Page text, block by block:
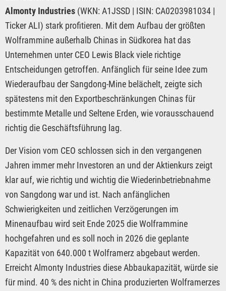
Almonty Industries (WKN: A1JSSD | ISIN: CA0203981034 |
Ticker ALI) stark profitieren. Mit dem Aufbau der größten
Wolframmine außerhalb Chinas in Südkorea hat das
Unternehmen unter CEO Lewis Black viele richtige
Entscheidungen getroffen. Anfänglich für seine Idee zum
Wiederaufbau der Sangdong-Mine belächelt, zeigte sich
spätestens mit den Exportbeschränkungen Chinas für
bestimmte Metalle und Seltene Erden, wie vorausschauend
richtig die Geschäftsführung lag.
Der Vision vom CEO schlossen sich in den vergangenen
Jahren immer mehr Investoren an und der Aktienkurs zeigt
klar auf, wie richtig und wichtig die Wiederinbetriebnahme
von Sangdong war und ist. Nach anfänglichen
Schwierigkeiten und zeitlichen Verzögerungen im
Minenaufbau wird seit Ende 2025 die Wolframmine
hochgefahren und es soll noch in 2026 die geplante
Kapazität von 640.000 t Wolframerz abgebaut werden.
Erreicht Almonty Industries diese Abbaukapazität, würde sie
für mind. 40 % des nicht in China produzierten Wolframerzes